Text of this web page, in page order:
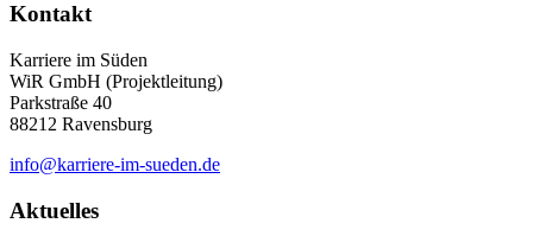
Kontakt
Karriere im Süden
WiR GmbH (Projektleitung)
Parkstraße 40
88212 Ravensburg
info@karriere-im-sueden.de
Aktuelles